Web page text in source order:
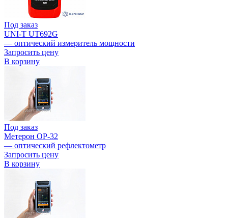
Под заказ
UNI-T UT692G
— оптический измеритель мощности
Запросить цену
В корзину
Под заказ
Метерон OP-32
— оптический рефлектометр
Запросить цену
В корзину